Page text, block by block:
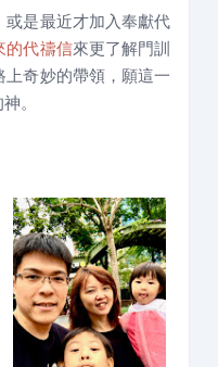
是最近才加入奉獻代
的代禱信來更了解門訓
奇妙的帶領，願這一
。